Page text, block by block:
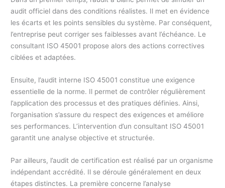
audit officiel dans des conditions réalistes. Il met en évidence
les écarts et les points sensibles du système. Par conséquent,
l’entreprise peut corriger ses faiblesses avant l’échéance. Le
consultant ISO 45001 propose alors des actions correctives
ciblées et adaptées.
Ensuite, l’audit interne ISO 45001 constitue une exigence
essentielle de la norme. Il permet de contrôler régulièrement
l’application des processus et des pratiques définies. Ainsi,
l’organisation s’assure du respect des exigences et améliore
ses performances. L’intervention d’un consultant ISO 45001
garantit une analyse objective et structurée.
Par ailleurs, l’audit de certification est réalisé par un organisme
indépendant accrédité. Il se déroule généralement en deux
étapes distinctes. La première concerne l’analyse